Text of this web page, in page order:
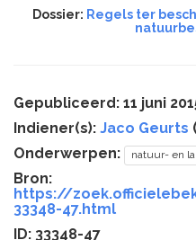
Dossier: Regels ter
Gepubliceerd: 11 juni
Indiener(s): Jaco Geurts (
Onderwerpen:
natuur- en
Bron:
https://
33348-47.html
ID: 33348-47